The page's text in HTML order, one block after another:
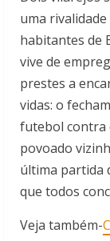
uma
habitantes de
vive de
prestes a
vidas: o
futebol contra
povoado
última partida
que todos
Veja também-